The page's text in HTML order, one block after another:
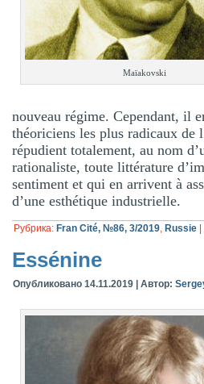
Maïakovski
nouveau régime. Cependant, il
théoriciens les plus radicaux de
répudient totalement, au nom
rationaliste, toute littérature
sentiment et qui en arrivent à
d’une esthétique industrielle.
Рубрика: Fran Cité, №86, 3/2019, Russie
Essénine
Опубликовано 14.11.2019 |Автор: